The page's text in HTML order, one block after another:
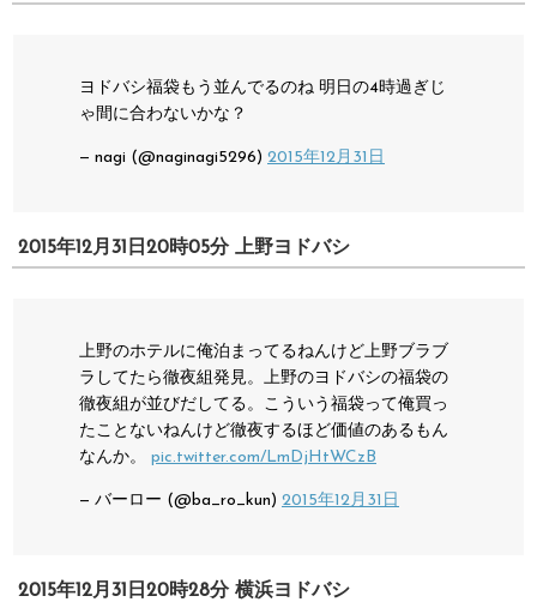
ヨドバシ福袋もう並んでるのね 明日の4時過ぎじ
ゃ間に合わないかな？
— nagi (@naginagi5296) 2015年12月31日
2015年12月31日20時05分 上野ヨドバシ
上野のホテルに俺泊まってるねんけど上野ブラブ
ラしてたら徹夜組発見。上野のヨドバシの福袋の
徹夜組が並びだしてる。こういう福袋って俺買っ
たことないねんけど徹夜するほど価値のあるもん
なんか。 pic.twitter.com/LmDjHtWCzB
— バーロー (@ba_ro_kun) 2015年12月31日
2015年12月31日20時28分 横浜ヨドバシ